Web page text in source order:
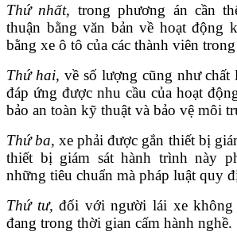
Thứ nhất, trong phương án cần
thuận bằng văn bản về hoạt động
bằng xe ô tô của các thành viên
Thứ hai, về số lượng cũng như
đáp ứng được nhu cầu của hoạt
bảo an toàn kỹ thuật và bảo vệ môi
Thứ ba, xe phải được gắn thiết bị
thiết bị giám sát hành trình này
những tiêu chuẩn mà pháp luật quy
Thứ tư, đối với người lái xe không
đang trong thời gian cấm hành nghề.